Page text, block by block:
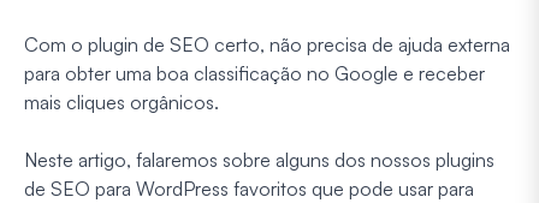
Com o plugin de SEO certo, não precisa de ajuda externa
para obter uma boa classificação no Google e receber
mais cliques orgânicos.
Neste artigo, falaremos sobre alguns dos nossos plugins
de SEO para WordPress favoritos que pode usar para